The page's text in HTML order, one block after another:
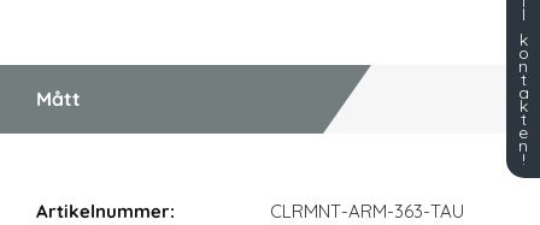
Mått
CLRMNT-ARM-363-TAU
l
k
o
n
t
a
k
t
e
n
!